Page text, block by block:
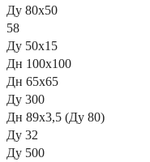
Ду 80х50
58
Ду 50х15
Дн 100х100
Дн 65x65
Ду 300
Дн 89х3,5 (Ду 80)
Ду 32
Ду 500